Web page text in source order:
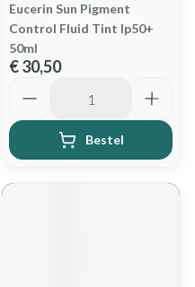
Eucerin Sun Pigment
Control Fluid Tint Ip50+
50ml
€ 30,50
Bestel